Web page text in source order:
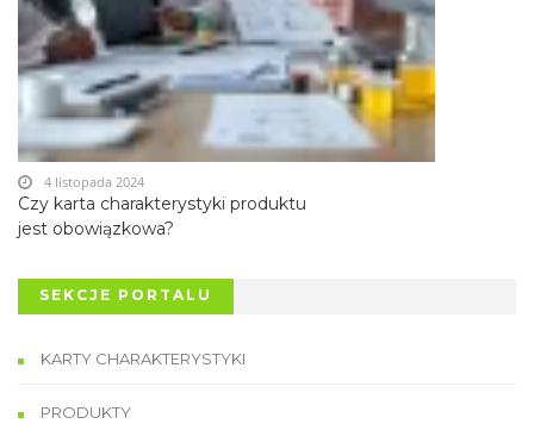
Czy karta charakterystyki produktu
jest obowiązkowa?
4 listopada 2024
SEKCJE PORTALU
KARTY CHARAKTERYSTYKI
PRODUKTY